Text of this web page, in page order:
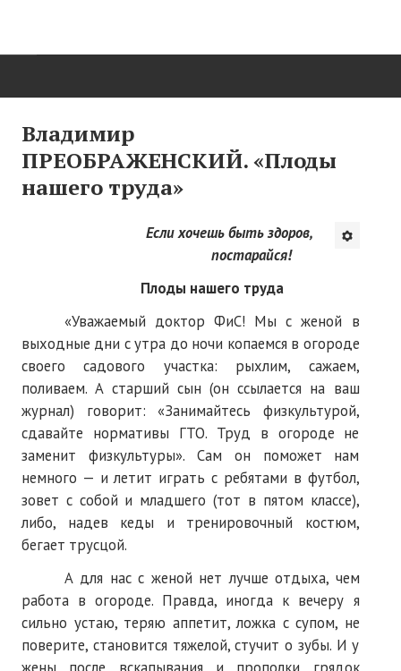
Нас поздравляют...
Там, где мы бывали...
Презентация новых книг
Редакционный совет
Нам пишут
Политика обработки персональных данных
Согласие на обработку персональных данных
АРХИВ
2025 г.
№ 10
№ 11
Владимир
ПРЕОБРАЖЕНСКИЙ. «Плоды
нашего труда»
Если хочешь быть здоров,
постарайся!
Плоды нашего труда
«Уважаемый доктор ФиС! Мы с женой в
выходные дни с утра до ночи копаемся в огороде
своего садового участка: рыхлим, сажаем,
поливаем. А старший сын (он ссылается на ваш
журнал) говорит: «Занимайтесь физкультурой,
сдавайте нормативы ГТО. Труд в огороде не
заменит физкультуры». Сам он поможет нам
немного — и летит играть с ребятами в футбол,
зовет с собой и младшего (тот в пятом классе),
либо, надев кеды и тренировочный костюм,
бегает трусцой.
А для нас с женой нет лучше отдыха, чем
работа в огороде. Правда, иногда к вечеру я
сильно устаю, теряю аппетит, ложка с супом, не
поверите, становится тяжелой, стучит о зубы. И у